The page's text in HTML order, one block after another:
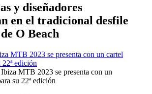
y diseñadores
en el tradicional desfile
O Beach
MTB 2023 se presenta con un cartel
edición